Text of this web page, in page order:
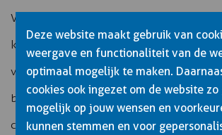
Verklaring Omtrent het Gedrag (VOG) en
keuring. Dit zijn geen rijbewijseisen, maar
voorwaarden om als instructeur aan de
bent immers verantwoordelijk voor de
cursisten tijdens de rijlessen.
Deze website maakt gebruik van
weergave en functionaliteit van de
optimaal mogelijk te maken.
cookies ook ingezet om de website zo
mogelijk op jouw wensen en
kunnen stemmen en voor